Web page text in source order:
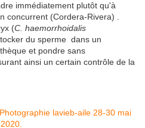
immédiatement plutôt qu'à
concurrent (Cordera-Rivera) .
(C. haemorrhoidalis
du sperme dans un
et pondre sans
ainsi un certain contrôle de la